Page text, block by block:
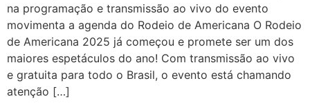
na programação e transmissão ao vivo do evento
movimenta a agenda do Rodeio de Americana O Rodeio
de Americana 2025 já começou e promete ser um dos
maiores espetáculos do ano! Com transmissão ao vivo
e gratuita para todo o Brasil, o evento está chamando
atenção […]